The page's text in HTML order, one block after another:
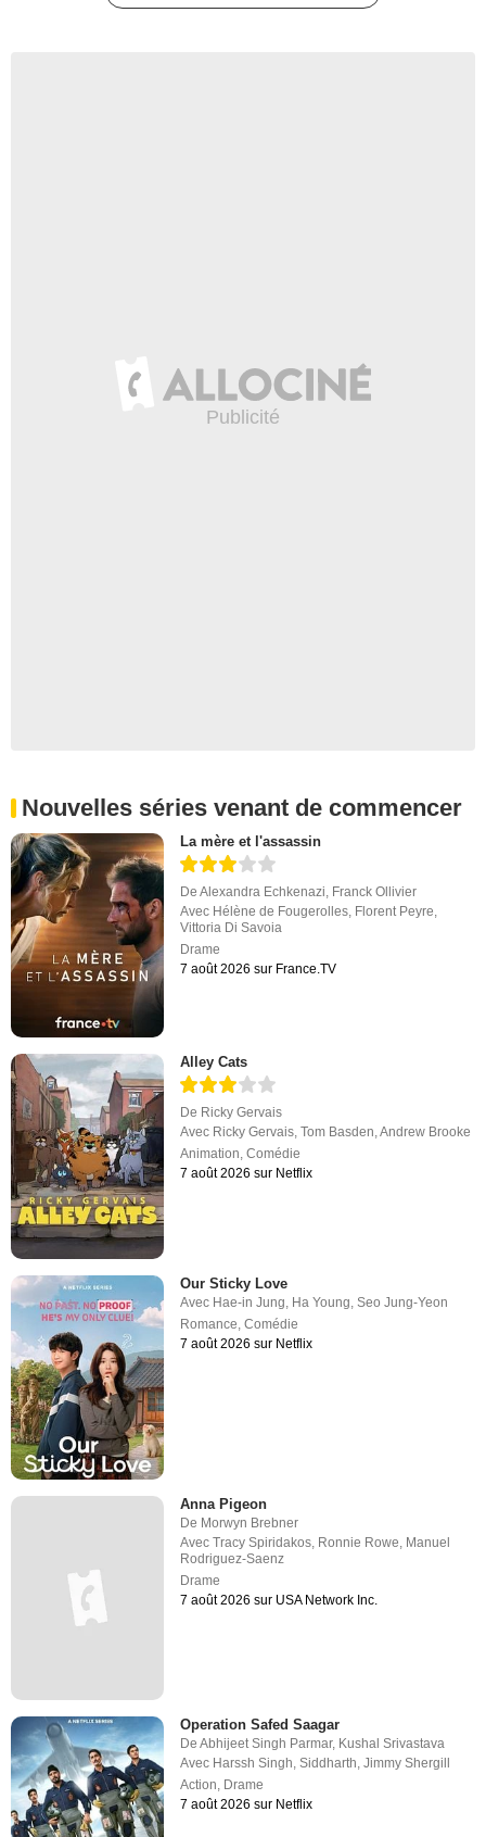
Nouvelles séries venant de commencer
La mère et l'assassin
DeAlexandra Echkenazi, Franck Ollivier
Avec Hélène de Fougerolles, Florent Peyre,
Vittoria Di Savoia
Drame
7 août 2026 sur France.TV
Alley Cats
De Ricky Gervais
Avec Ricky Gervais,Tom Basden,Andrew Brooke
Animation,Comédie
7 août 2026 sur Netflix
Our Sticky Love
Avec Hae-in Jung Ha Young ,Seo Jung-Yeon
Romance ,Comédie
7 août 2026 sur Netflix
Anna Pigeon
De Morwyn Brebner
AvecTracy Spiridakos, Ronnie Rowe, Manuel
Rodriguez-Saenz
Drame
7 août 2026 sur USA Network Inc.
Operation Safed Saagar
DeAbhijeet Singh Parmar, Kushal Srivastava
Avec Harssh Singh,Siddharth,Jimmy Shergill
Action, Drame
7 août 2026 sur Netflix